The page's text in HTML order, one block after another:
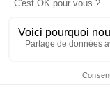
INFORMATIONS